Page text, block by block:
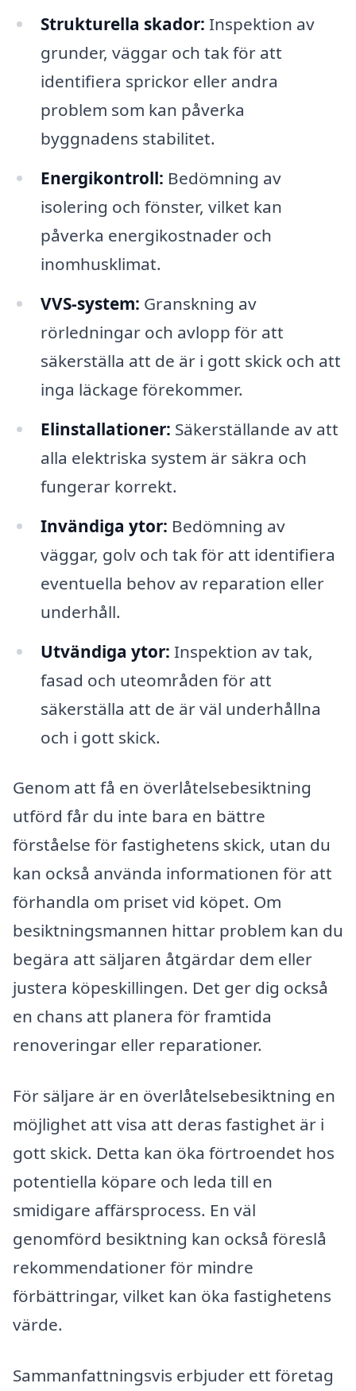
Strukturella skador: Inspektion av
grunder, väggar och tak för att
identifiera sprickor eller andra
problem som kan påverka
byggnadens stabilitet.
Energikontroll: Bedömning av
isolering och fönster, vilket kan
påverka energikostnader och
inomhusklimat.
VVS-system: Granskning av
rörledningar och avlopp för att
säkerställa att de är i gott skick och att
inga läckage förekommer.
Elinstallationer: Säkerställande av att
alla elektriska system är säkra och
fungerar korrekt.
Invändiga ytor: Bedömning av
väggar, golv och tak för att identifiera
eventuella behov av reparation eller
underhåll.
Utvändiga ytor: Inspektion av tak,
fasad och uteområden för att
säkerställa att de är väl underhållna
och i gott skick.
Genom att få en överlåtelsebesiktning
utförd får du inte bara en bättre
förståelse för fastighetens skick, utan du
kan också använda informationen för att
förhandla om priset vid köpet. Om
besiktningsmannen hittar problem kan du
begära att säljaren åtgärdar dem eller
justera köpeskillingen. Det ger dig också
en chans att planera för framtida
renoveringar eller reparationer.
För säljare är en överlåtelsebesiktning en
möjlighet att visa att deras fastighet är i
gott skick. Detta kan öka förtroendet hos
potentiella köpare och leda till en
smidigare affärsprocess. En väl
genomförd besiktning kan också föreslå
rekommendationer för mindre
förbättringar, vilket kan öka fastighetens
värde.
Sammanfattningsvis erbjuder ett företag